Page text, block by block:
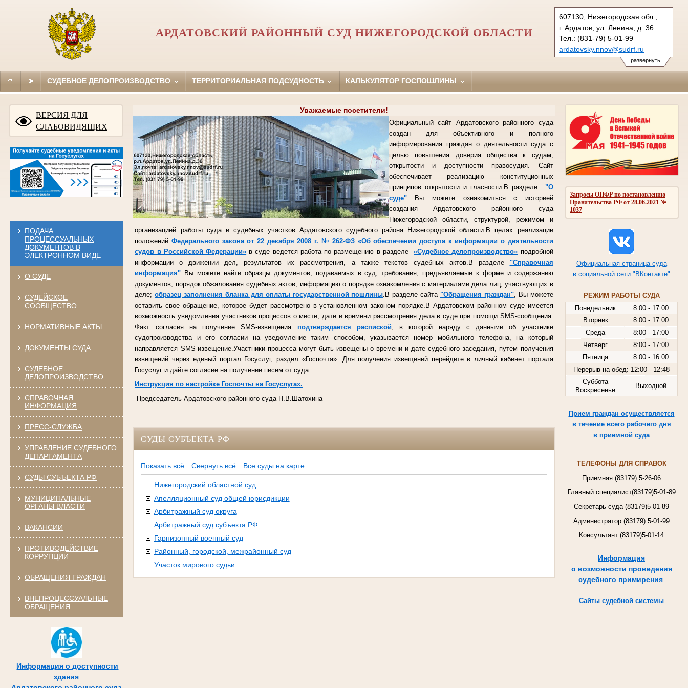
развернуть
607130, Нижегородская обл.,
г. Ардатов, ул. Ленина, д. 36
Тел.: (831-79) 5-01-99
ardatovsky.nnov@sudrf.ru
АРДАТОВСКИЙ РАЙОННЫЙ СУД НИЖЕГОРОДСКОЙ ОБЛАСТИ
СУДЕБНОЕ ДЕЛОПРОИЗВОДСТВО ТЕРРИТОРИАЛЬНАЯ ПОДСУДНОСТЬ КАЛЬКУЛЯТОР ГОСПОШЛИНЫ
ВЕРСИЯ ДЛЯ
СЛАБОВИДЯЩИХ
ПОДАЧА
ПРОЦЕССУАЛЬНЫХ
ДОКУМЕНТОВ В
ЭЛЕКТРОННОМ ВИДЕ
О СУДЕ
СУДЕЙСКОЕ
СООБЩЕСТВО
НОРМАТИВНЫЕ АКТЫ
ДОКУМЕНТЫ СУДА
СУДЕБНОЕ
ДЕЛОПРОИЗВОДСТВО
СПРАВОЧНАЯ
ИНФОРМАЦИЯ
ПРЕСС-СЛУЖБА
УПРАВЛЕНИЕ СУДЕБНОГО
ДЕПАРТАМЕНТА
СУДЫ СУБЪЕКТА РФ
МУНИЦИПАЛЬНЫЕ
ОРГАНЫ ВЛАСТИ
ВАКАНСИИ
ПРОТИВОДЕЙСТВИЕ
КОРРУПЦИИ
ОБРАЩЕНИЯ ГРАЖДАН
ВНЕПРОЦЕССУАЛЬНЫЕ
ОБРАЩЕНИЯ
Информация о доступности
здания
Запросы ОПФР по постановлению
Правительства РФ от 28.06.2021 №
1037
Официальная страница суда
в социальной сети "ВКонтакте"
РЕЖИМ РАБОТЫ СУДА
Понедельник
8:00 - 17:00
Вторник
8:00 - 17:00
Среда
8:00 - 17:00
Четверг
8:00 - 17:00
Пятница
8:00 - 16:00
Перерыв на обед: 12:00 - 12:48
Суббота
Воскресенье
Выходной
Прием граждан осуществляется
в течение всего рабочего дня
в приемной суда
ТЕЛЕФОНЫ ДЛЯ СПРАВОК
Приемная (83179) 5-26-06
Главный специалист(83179)5-01-89
Секретарь суда (83179)5-01-89
Администратор (83179) 5-01-99
Консультант (83179)5-01-14
Информация
о возможности проведения
судебного примирения
Сайты судебной системы
Уважаемые посетители!
Официальный сайт Ардатовского районного суда
создан для объективного и полного
информирования граждан о деятельности суда с
целью повышения доверия общества к судам,
открытости и доступности правосудия. Сайт
обеспечивает реализацию конституционных
принципов открытости и гласности.В разделе
"О
суде"Вы можете ознакомиться с историей
создания Ардатовского районного суда
Нижегородской области, структурой, режимом и
организацией работы суда и судебных участков Ардатовского судебного района Нижегородской области.В целях реализации
положенийФедерального закона от 22 декабря 2008 г. № 262-ФЗ «Об обеспечении доступа к информации о деятельности
судов в Российской Федерации» в суде ведется работа по размещению в разделе«Судебное делопроизводство» подробной
информации о движении дел, результатов их рассмотрения, а также текстов судебных актов.В разделе "Справочная
информация" Вы можете найти образцы документов, подаваемых в суд; требования, предъявляемые к форме и содержанию
документов; порядок обжалования судебных актов; информацию о порядке ознакомления с материалами дела лиц, участвующих в
деле;образец заполнения бланка для оплаты государственной пошлины.В разделе сайта "Обращения граждан", Вы можете
оставить свое обращение, которое будет рассмотрено в установленном законом порядке.В Ардатовском районном суде имеется
возможность уведомления участников процессов о месте, дате и времени рассмотрения дела в суде при помощи SMS-сообщения.
Факт согласия на получение SMS-извещения подтверждается распиской, в которой наряду с данными об участнике
судопроизводства и его согласии на уведомление таким способом, указывается номер мобильного телефона, на который
направляется SMS-извещение.Участники процесса могут быть извещены о времени и дате судебного заседания, путем получения
извещений через единый портал Госуслуг, раздел «Госпочта». Для получения извещений перейдите в личный кабинет портала
Госуслуг и дайте согласие на получение писем от суда.
Инструкция по настройке Госпочты на Госуслугах.
Председатель Ардатовского районного суда Н.В.Шатохина
СУДЫ СУБЪЕКТА РФ
Показать всё Свернуть всё Все суды на карте
Нижегородский областной суд
Апелляционный суд общей юрисдикции
Арбитражный суд округа
Арбитражный суд субъекта РФ
Гарнизонный военный суд
Районный, городской, межрайонный суд
Участок мирового судьи